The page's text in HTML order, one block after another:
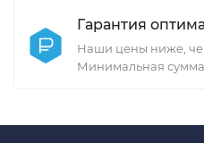
Гарантия
Наши цены ниже,
Минимальная сумма